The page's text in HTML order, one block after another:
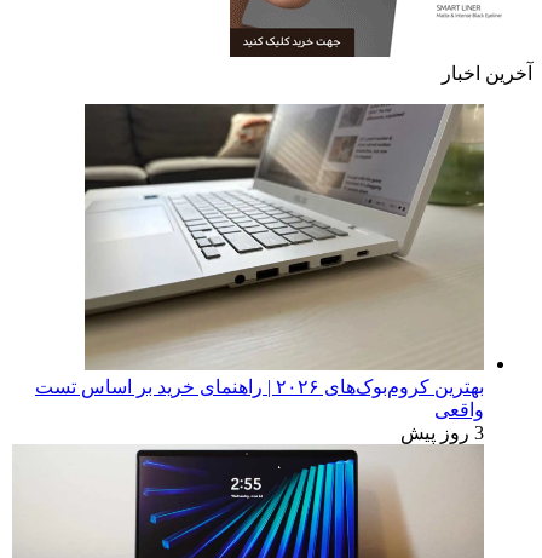
آخرین اخبار
بهترین کروم‌بوک‌های ۲۰۲۶ | راهنمای خرید بر اساس تست
واقعی
3 روز پیش